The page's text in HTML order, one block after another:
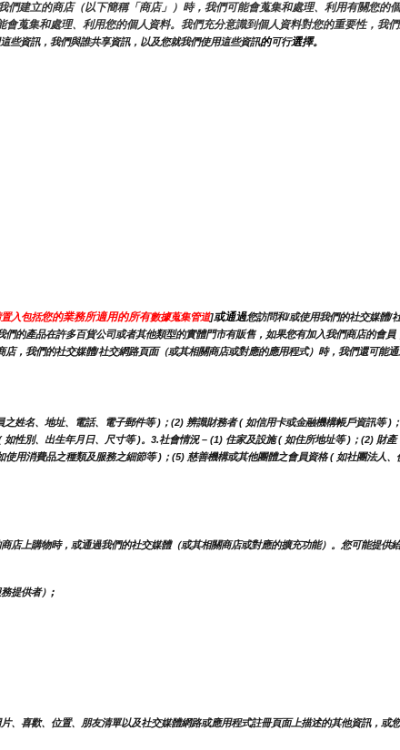
建立的商店（以下簡稱「商店」）時，我們可能會蒐集和處理、利用有關您的
蒐集和處理、利用您的個人資料。我們充分意識到個人資料對您的重要性，我
些資訊，我們與誰共享資訊，以及您就我們使用這些資訊的可行選擇。
入包括您的業務所適用的所有數據蒐集管道]或通過您訪問和/或使用我們的社交媒體/
的產品在許多百貨公司或者其他類型的實體門市有販售，如果您有加入我們商店的會員
店，我們的社交媒體/社交網路頁面（或其相關商店或對應的應用程式）時，我們還可能
姓名、地址、電話、電子郵件等 )；(2) 辨識財務者 ( 如信用卡或金融機構帳戶資訊等 )
性別、出生年月日、尺寸等 )。3.社會情況 – (1) 住家及設施 ( 如住所地址等 )；(2) 財產
用消費品之種類及服務之細節等 )；(5) 慈善機構或其他團體之會員資格 ( 如社團法人、
店上購物時，或通過我們的社交媒體（或其相關商店或對應的擴充功能）。您可能提供
提供者）;
、喜歡、位置、朋友清單以及社交媒體網路或應用程式註冊頁面上描述的其他資訊，或